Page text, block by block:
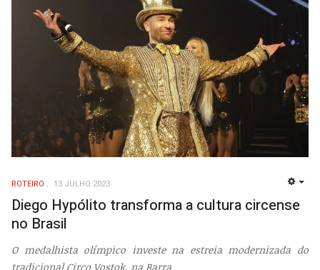
ROTEIRO 13 JULHO 2023
Diego Hypólito transforma a cultura circense
no Brasil
O medalhista olímpico investe na estreia modernizada do
tradicional Circo Vostok, na Barra